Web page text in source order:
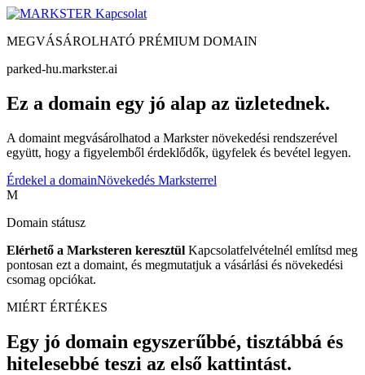
Kapcsolat
MEGVÁSÁROLHATÓ PRÉMIUM DOMAIN
parked-hu.markster.ai
Ez a domain egy jó alap az üzletednek.
A domaint megvásárolhatod a Markster növekedési rendszerével
együtt, hogy a figyelemből érdeklődők, ügyfelek és bevétel legyen.
Érdekel a domainNövekedés Marksterrel
M
Domain státusz
Elérhető a Marksteren keresztül Kapcsolatfelvételnél említsd meg
pontosan ezt a domaint, és megmutatjuk a vásárlási és növekedési
csomag opciókat.
MIÉRT ÉRTÉKES
Egy jó domain egyszerűbbé, tisztábbá és
hitelesebbé teszi az első kattintást.